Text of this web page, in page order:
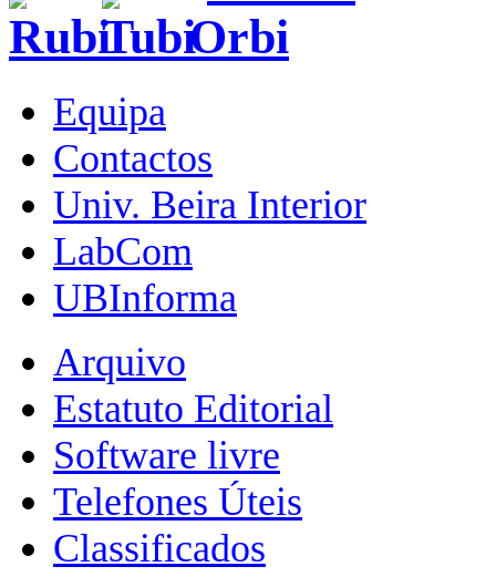
Equipa
Contactos
Univ. Beira Interior
LabCom
UBInforma
Arquivo
Estatuto Editorial
Software livre
Telefones Úteis
Classificados